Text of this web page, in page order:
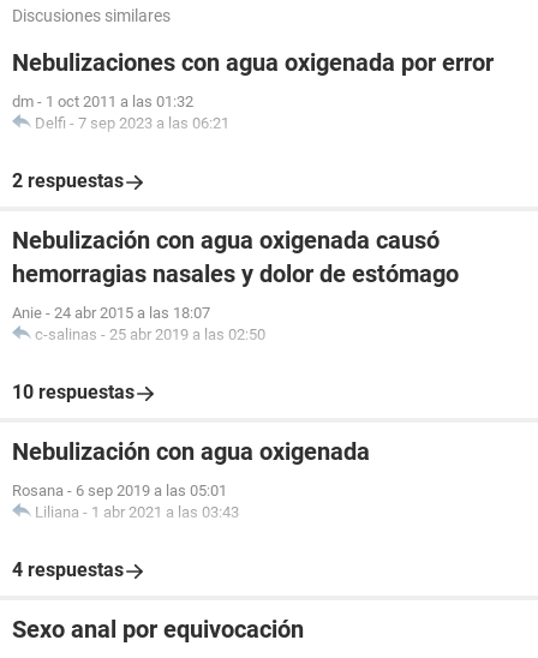
Discusiones similares
Nebulizaciones con agua oxigenada por error
dm - 1 oct 2011 a las 01:32
Delfi - 7 sep 2023 a las 06:21
2 respuestas
Nebulización con agua oxigenada causó
hemorragias nasales y dolor de estómago
Anie - 24 abr 2015 a las 18:07
c-salinas - 25 abr 2019 a las 02:50
10 respuestas
Nebulización con agua oxigenada
Rosana - 6 sep 2019 a las 05:01
Liliana - 1 abr 2021 a las 03:43
4 respuestas
Sexo anal por equivocación